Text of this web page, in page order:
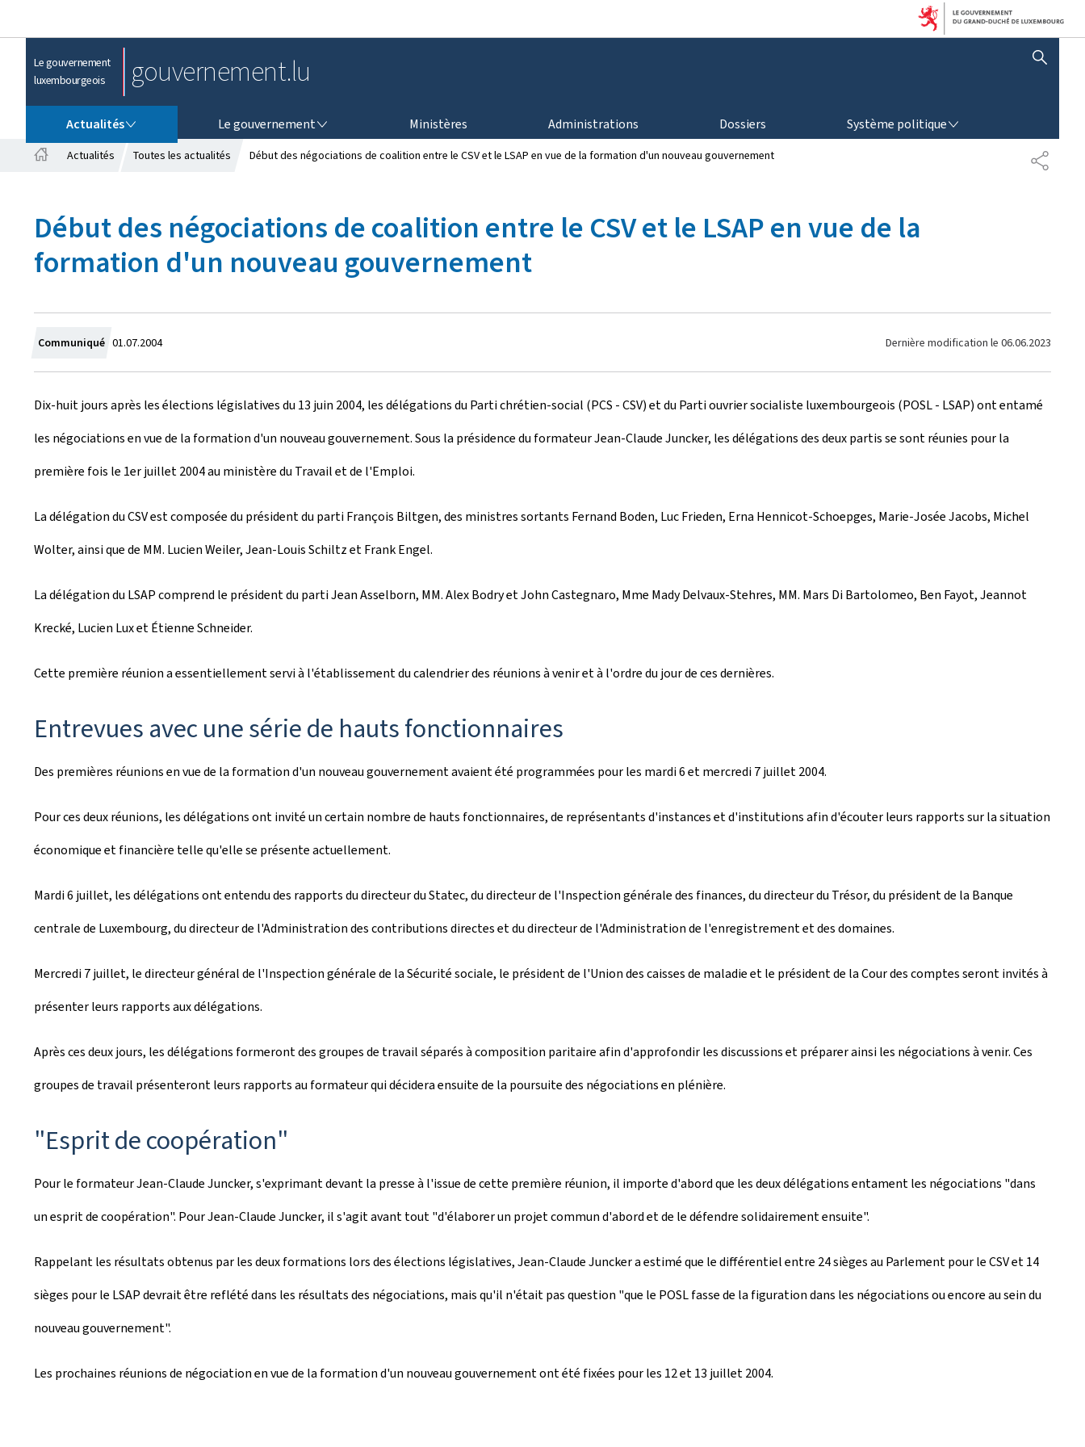
Le gouvernement
luxembourgeois
gouvernement.lu AFFICHER / MASQUER LA RECHERCHE
Actualités Le gouvernement Ministères Administrations Dossiers Système politique
P
A
u
e
i
Actualités Toutes les actualités Début des négociations de coalition entre le CSV et le LSAP en vue de la formation d'un nouveau gouvernement
Début des négociations de coalition entre le CSV et le LSAP en vue de la
formation d'un nouveau gouvernement
Communiqué C
r
é
e
l
01.07.2004 Dernière modification le 06.06.2023
Dix-huit jours après les élections législatives du 13 juin 2004, les délégations du Parti chrétien-social (PCS - CSV) et du Parti ouvrier socialiste luxembourgeois (POSL - LSAP) ont entamé
les négociations en vue de la formation d'un nouveau gouvernement. Sous la présidence du formateur Jean-Claude Juncker, les délégations des deux partis se sont réunies pour la
première fois le 1er juillet 2004 au ministère du Travail et de l'Emploi.
La délégation du CSV est composée du président du parti François Biltgen, des ministres sortants Fernand Boden, Luc Frieden, Erna Hennicot-Schoepges, Marie-Josée Jacobs, Michel
Wolter, ainsi que de MM. Lucien Weiler, Jean-Louis Schiltz et Frank Engel.
La délégation du LSAP comprend le président du parti Jean Asselborn, MM. Alex Bodry et John Castegnaro, Mme Mady Delvaux-Stehres, MM. Mars Di Bartolomeo, Ben Fayot, Jeannot
Krecké, Lucien Lux et Étienne Schneider.
Cette première réunion a essentiellement servi à l'établissement du calendrier des réunions à venir et à l'ordre du jour de ces dernières.
Entrevues avec une série de hauts fonctionnaires
Des premières réunions en vue de la formation d'un nouveau gouvernement avaient été programmées pour les mardi 6 et mercredi 7 juillet 2004.
Pour ces deux réunions, les délégations ont invité un certain nombre de hauts fonctionnaires, de représentants d'instances et d'institutions afin d'écouter leurs rapports sur la situation
économique et financière telle qu'elle se présente actuellement.
Mardi 6 juillet, les délégations ont entendu des rapports du directeur du Statec, du directeur de l'Inspection générale des finances, du directeur du Trésor, du président de la Banque
centrale de Luxembourg, du directeur de l'Administration des contributions directes et du directeur de l'Administration de l'enregistrement et des domaines.
Mercredi 7 juillet, le directeur général de l'Inspection générale de la Sécurité sociale, le président de l'Union des caisses de maladie et le président de la Cour des comptes seront invités à
présenter leurs rapports aux délégations.
Après ces deux jours, les délégations formeront des groupes de travail séparés à composition paritaire afin d'approfondir les discussions et préparer ainsi les négociations à venir. Ces
groupes de travail présenteront leurs rapports au formateur qui décidera ensuite de la poursuite des négociations en plénière.
"Esprit de coopération"
Pour le formateur Jean-Claude Juncker, s'exprimant devant la presse à l'issue de cette première réunion, il importe d'abord que les deux délégations entament les négociations "dans
un esprit de coopération". Pour Jean-Claude Juncker, il s'agit avant tout "d'élaborer un projet commun d'abord et de le défendre solidairement ensuite".
Rappelant les résultats obtenus par les deux formations lors des élections législatives, Jean-Claude Juncker a estimé que le différentiel entre 24 sièges au Parlement pour le CSV et 14
sièges pour le LSAP devrait être reflété dans les résultats des négociations, mais qu'il n'était pas question "que le POSL fasse de la figuration dans les négociations ou encore au sein du
nouveau gouvernement".
Les prochaines réunions de négociation en vue de la formation d'un nouveau gouvernement ont été fixées pour les 12 et 13 juillet 2004.